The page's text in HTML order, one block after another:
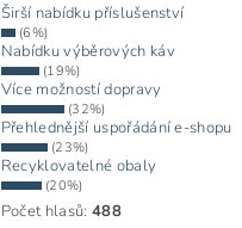
Širší nabídku příslušenství
(6%)
Nabídku výběrových káv
(19%)
Více možností dopravy
(32%)
Přehlednější uspořádání e-shopu
(23%)
Recyklovatelné obaly
(20%)
Počet hlasů: 488